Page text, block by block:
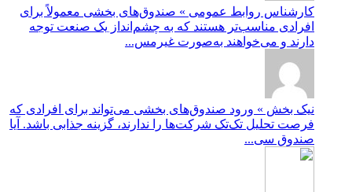
کارشناس روابط عمومی » صندوق‌های بخشی معمولاً برای
افرادی مناسب‌تر هستند که به چشم‌انداز یک صنعت توجه
دارند و می‌خواهند به‌صورت غیرمس...
نیک بخش » ورود صندوق‌های بخشی می‌تواند برای افرادی که
فرصت تحلیل تک‌تک شرکت‌ها را ندارند، گزینه جذابی باشد. آیا
صندوق سی...